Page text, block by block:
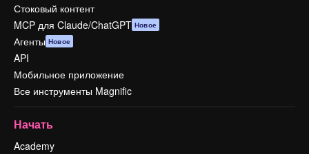
Стоковый контент
MCP для Claude/ChatGPT Новое
Агенты Новое
API
Мобильное приложение
Все инструменты Magnific
Начать
Academy